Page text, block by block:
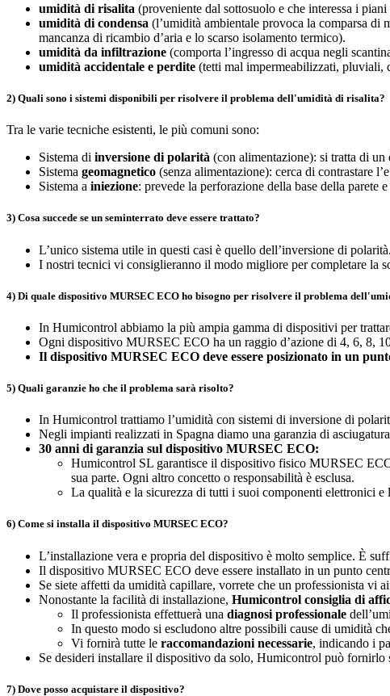
umidità di risalita (proveniente dal sottosuolo e che interessa i
umidità di condensa (l’umidità ambientale provoca la comparsa di
mancanza di ricambio d’aria e lo scarso isolamento termico).
umidità da infiltrazione (comporta l’ingresso di acqua negli
umidità accidentale e perdite (tetti mal impermeabilizzati,
2) Quali sono i sistemi disponibili per risolvere il problema dell'umidità di risalita?
Tra le varie tecniche esistenti, le più comuni sono:
Sistema di inversione di polarità (con alimentazione): si tratta di
Sistema geomagnetico (senza alimentazione): cerca di contrastare
Sistema a iniezione: prevede la perforazione della base della
3) Cosa succede se un seminterrato deve essere trattato?
L’unico sistema utile in questi casi è quello dell’inversione di
I nostri tecnici vi consiglieranno il modo migliore per completare la
4) Di quale dispositivo MURSEC ECO ho bisogno per risolvere il problema
In Humicontrol abbiamo la più ampia gamma di dispositivi per
Ogni dispositivo MURSEC ECO ha un raggio d’azione di 4, 6, 8,
Il dispositivo MURSEC ECO deve essere posizionato in un
5) Quali garanzie ho che il problema sarà risolto?
In Humicontrol trattiamo l’umidità con sistemi di inversione di
Negli impianti realizzati in Spagna diamo una garanzia di
30 anni di garanzia sul dispositivo MURSEC ECO:
Humicontrol SL garantisce il dispositivo fisico MURSEC
sua parte. Ogni altro concetto o responsabilità è esclusa.
La qualità e la sicurezza di tutti i suoi componenti elettronici e
6) Come si installa il dispositivo MURSEC ECO?
L’installazione vera e propria del dispositivo è molto semplice. È
Il dispositivo MURSEC ECO deve essere installato in un punto
Se siete affetti da umidità capillare, vorrete che un professionista vi
Nonostante la facilità di installazione, Humicontrol consiglia di
Il professionista effettuerà una diagnosi professionale
In questo modo si escludono altre possibili cause di umidità
Vi fornirà tutte le raccomandazioni necessarie, indicando i
Se desideri installare il dispositivo da solo, Humicontrol può
7) Dove posso acquistare il dispositivo?